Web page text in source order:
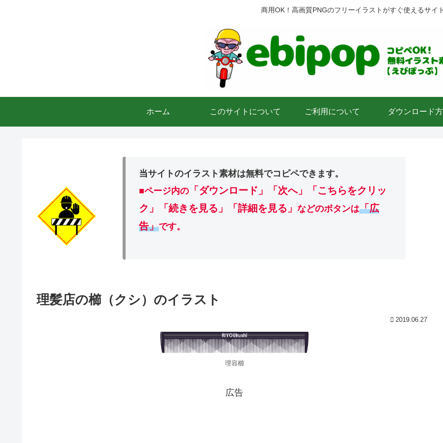
商用OK！高画質PNGのフリーイラストがすぐ使えるサイ
ホーム このサイトについて ご利用について ダウンロード
当サイトのイラスト素材は無料でコピペできます。
■ページ内の 「ダウンロード」
「次へ」「こちらをクリッ
ク」「続きを見る」「詳細を見る」などのボタンは「広
告」です。
理髪店の櫛（クシ）のイラスト
2019.06.27
理容櫛
広告